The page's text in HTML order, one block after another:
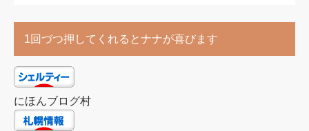
1回づつ押してくれるとナナが喜びます
にほんブログ村